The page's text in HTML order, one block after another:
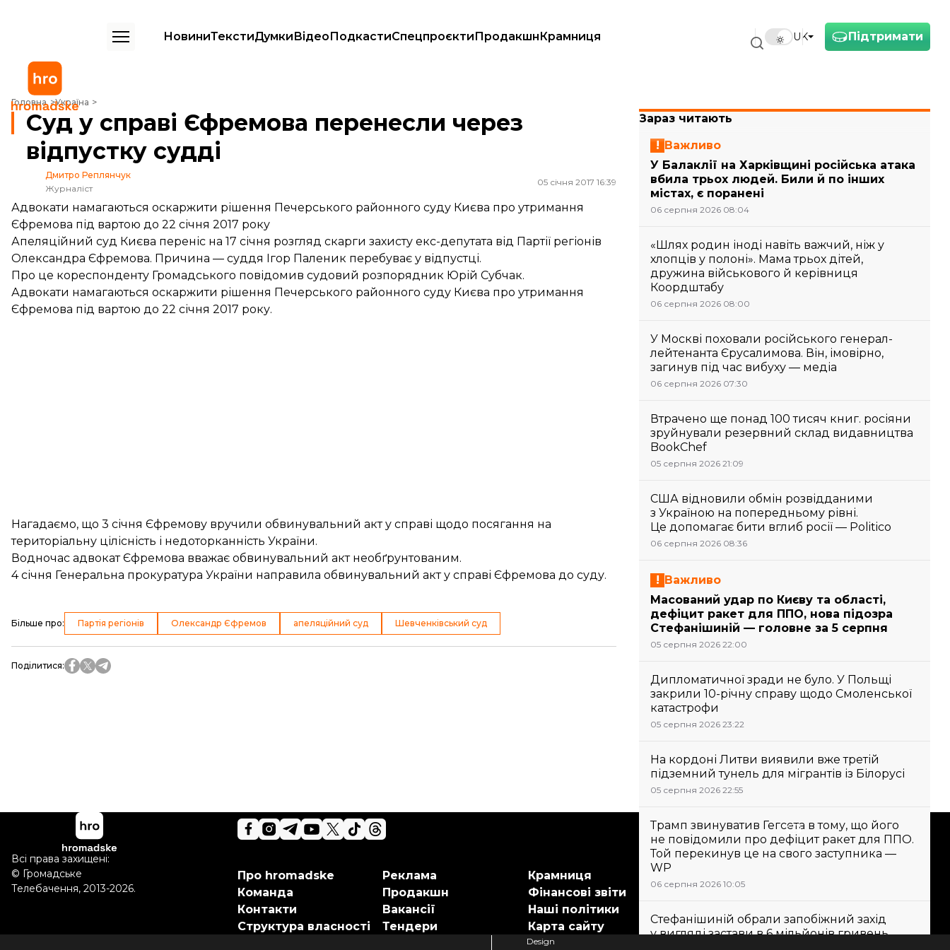
Підтримати
UK
НовиниТекстиДумкиВідеоПодкастиСпецпроєктиПродакшнКрамниця
Головна Україна
Суд у справі Єфремова перенесли через відпустку судді
Суд у справі Єфремова перенесли через
відпустку судді
Дмитро Реплянчук
Журналіст
05 січня 2017 16:39
Адвокати намагаються оскаржити рішення Печерського районного суду Києва про утримання
Єфремова під вартою до 22 січня 2017 року
Апеляційний суд Києва переніс на 17 січня розгляд скарги захисту екс-депутата від Партії регіонів
Олександра Єфремова. Причина — суддя Ігор Паленик перебуває у відпустці.
Про це кореспонденту Громадського повідомив судовий розпорядник Юрій Субчак.
Адвокати намагаються оскаржити рішення Печерського районного суду Києва про утримання
Єфремова під вартою до 22 січня 2017 року.
Нагадаємо, що 3 січня Єфремову вручили обвинувальний акт у справі щодо посягання на
територіальну цілісність і недоторканність України.
Водночас адвокат Єфремова вважає обвинувальний акт необґрунтованим.
4 січня Генеральна прокуратура України направила обвинувальний акт у справі Єфремова до суду.
Більше про: Партія регіонів Олександр Єфремов апеляційний суд Шевченківський суд
Поділитися:
Зараз читають
Важливо
У Балаклії на Харківщині російська атака
вбила трьох людей. Били й по інших
містах, є поранені
06 серпня 2026 08:04
«Шлях родин іноді навіть важчий, ніж у
хлопців у полоні». Мама трьох дітей,
дружина військового й керівниця
Коордштабу
06 серпня 2026 08:00
У Москві поховали російського генерал-
лейтенанта Єрусалимова. Він, імовірно,
загинув під час вибуху — медіа
06 серпня 2026 07:30
Втрачено ще понад 100 тисяч книг. росіяни
зруйнували резервний склад видавництва
BookChef
05 серпня 2026 21:09
США відновили обмін розвідданими
з Україною на попередньому рівні.
Це допомагає бити вглиб росії — Politico
06 серпня 2026 08:36
Важливо
Масований удар по Києву та області,
дефіцит ракет для ППО, нова підозра
Стефанішиній — головне за 5 серпня
05 серпня 2026 22:00
Дипломатичної зради не було. У Польщі
закрили 10-річну справу щодо Смоленської
катастрофи
05 серпня 2026 23:22
На кордоні Литви виявили вже третій
підземний тунель для мігрантів із Білорусі
05 серпня 2026 22:55
Трамп звинуватив Гегсета в тому, що його
не повідомили про дефіцит ракет для ППО.
Той перекинув це на свого заступника —
WP
06 серпня 2026 10:05
Стефанішиній обрали запобіжний захід
у вигляді застави в 6 мільйонів гривень
Підтримати
другом
Про hromadske
Команда
Контакти
Структура власності
Реклама
Продакшн
Вакансії
Тендери
Крамниця
Фінансові звіти
Наші політики
Карта сайту
Всі права захищені:
© Громадське
Телебачення, 2013-2026.
Design